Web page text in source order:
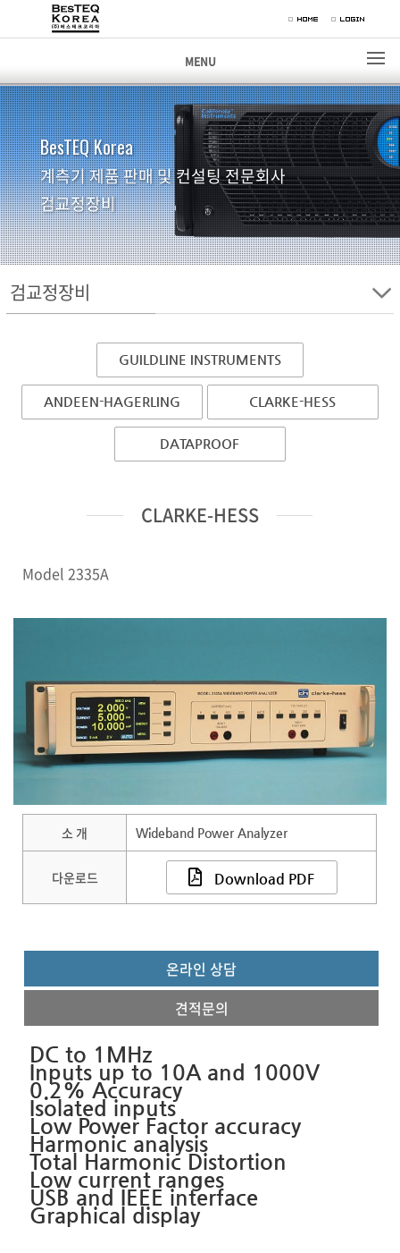
MENU
BesTEQ Korea
계측기 제품 판매 및 컨설팅 전문회사
검교정장비
검교정장비
GUILDLINE INSTRUMENTS
ANDEEN-HAGERLING CLARKE-HESS
DATAPROOF
CLARKE-HESS
Model 2335A
소 개 Wideband Power Analyzer
다운로드 Download PDF
온라인 상담
견적문의
DC to 1MHz
Inputs up to 10A and 1000V
0.2% Accuracy
Isolated inputs
Low Power Factor accuracy
Harmonic analysis
Total Harmonic Distortion
Low current ranges
USB and IEEE interface
Graphical display